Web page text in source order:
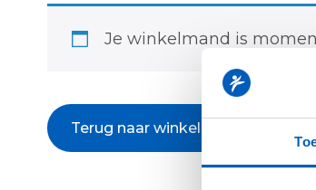
Je winkelmand is
Terug naar winkel